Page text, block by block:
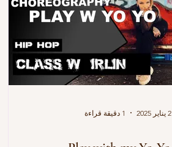
2 يناير 2025 1 دقيقة قراءة